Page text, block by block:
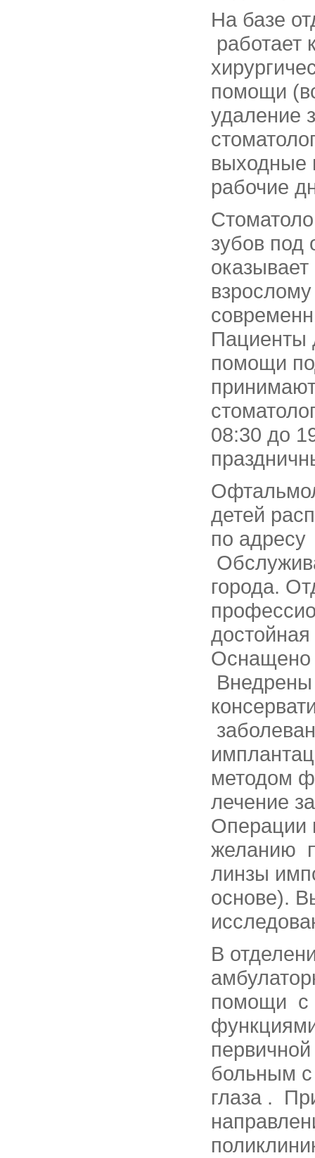
На базе
работает
помощи
удаление
выходные
рабочие
зубов
Пациенты
помощи
08:30 до
детей
по
города.
Оснащено
Внедрены
методом
лечение
Операции
желанию
линзы
основе).
В
помощи с
больным
глаза .